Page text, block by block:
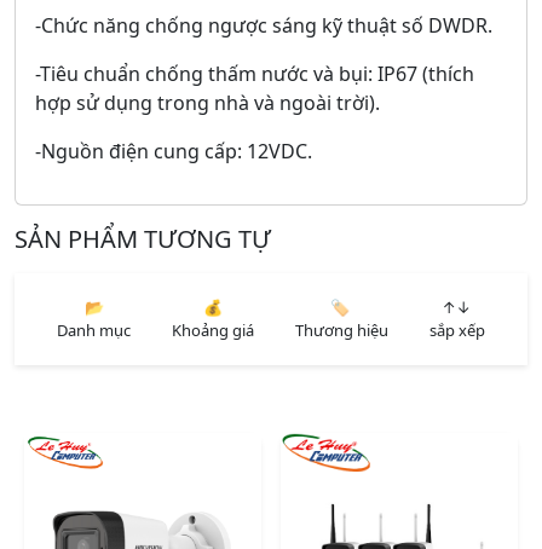
-Chức năng chống ngược sáng kỹ thuật số DWDR.
-Tiêu chuẩn chống thấm nước và bụi: IP67 (thích
hợp sử dụng trong nhà và ngoài trời).
-Nguồn điện cung cấp: 12VDC.
SẢN PHẨM TƯƠNG TỰ
📂
Danh mục
💰
Khoảng giá
🏷️
Thương hiệu
↑↓
sắp xếp